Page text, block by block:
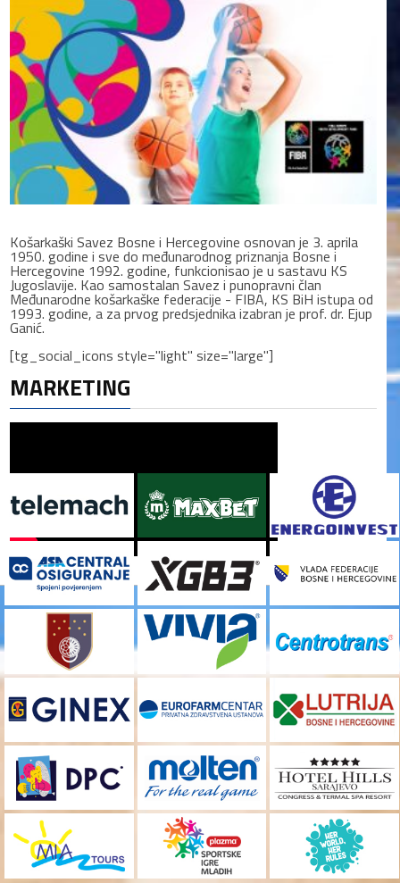
Košarkaški Savez Bosne i Hercegovine osnovan je 3. aprila
1950. godine i sve do međunarodnog priznanja Bosne i
Hercegovine 1992. godine, funkcionisao je u sastavu KS
Jugoslavije. Kao samostalan Savez i punopravni član
Međunarodne košarkaške federacije - FIBA, KS BiH istupa od
1993. godine, a za prvog predsjednika izabran je prof. dr. Ejup
Ganić.
[tg_social_icons style="light" size="large"]
MARKETING